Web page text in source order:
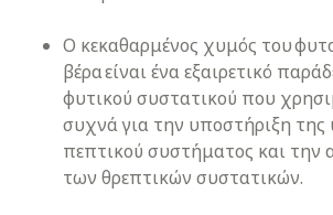
Ο κεκαθαρμένος χυμός του
βέρα είναι ένα εξαιρετικό
φυτικού συστατικού που
συχνά για την υποστήριξη της
πεπτικού συστήματος και την
των θρεπτικών συστατικών.